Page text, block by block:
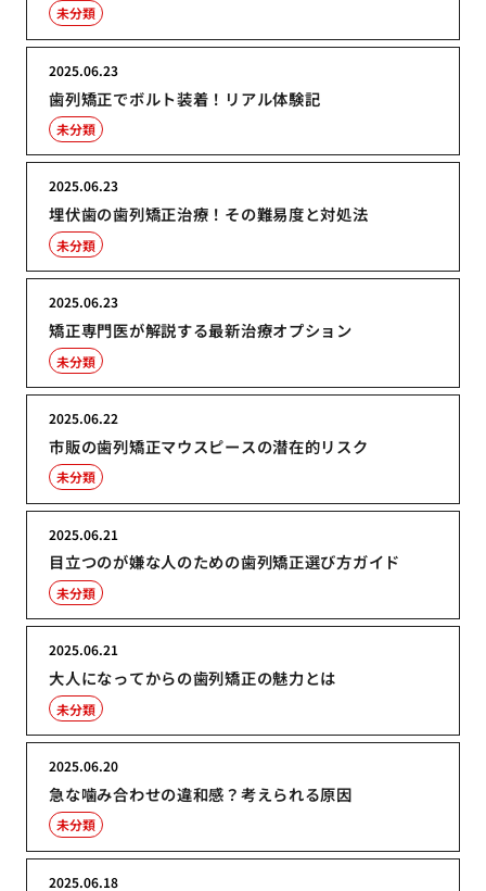
未分類
歯列矯正でボルト装着！リアル体験記
2025.06.23
未分類
埋伏歯の歯列矯正治療！その難易度と対処法
2025.06.23
未分類
矯正専門医が解説する最新治療オプション
2025.06.23
未分類
市販の歯列矯正マウスピースの潜在的リスク
2025.06.22
未分類
目立つのが嫌な人のための歯列矯正選び方ガイド
2025.06.21
未分類
大人になってからの歯列矯正の魅力とは
2025.06.21
未分類
急な噛み合わせの違和感？考えられる原因
2025.06.20
未分類
2025.06.18